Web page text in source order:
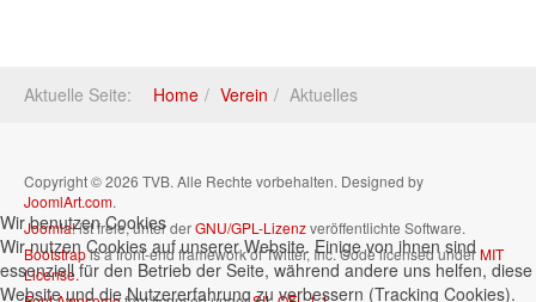
Aktuelle Seite: Home Verein Aktuelles
Copyright © 2026 TVB. Alle Rechte vorbehalten. Designed by
JoomlArt.com.
Joomla!ist freie, unter derGNU/GPL-Lizenzveröffentlichte Software.
Bootstrapis a front-end framework of Twitter, Inc. Code licensed underMIT
License.
Wir benutzen Cookies
Wir nutzen Cookies auf unserer Website. Einige von ihnen sind
essenziell für den Betrieb der Seite, während andere uns helfen, diese
Website und die Nutzererfahrung zu verbessern (Tracking Cookies).